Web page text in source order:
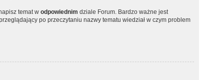
temat w odpowiednim dziale Forum. Bardzo ważne jest
po przeczytaniu nazwy tematu wiedział w czym problem